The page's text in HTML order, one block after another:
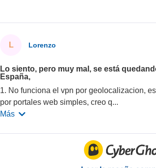
L Lorenzo
Lo siento, pero muy mal, se está
España,
1. No funciona el vpn por geolocalizacion,
por portales web simples, creo q...
Más